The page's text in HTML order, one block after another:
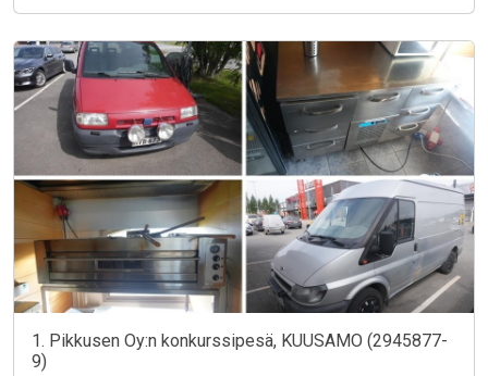
1. Pikkusen Oy:n konkurssipesä, KUUSAMO (2945877-
9)